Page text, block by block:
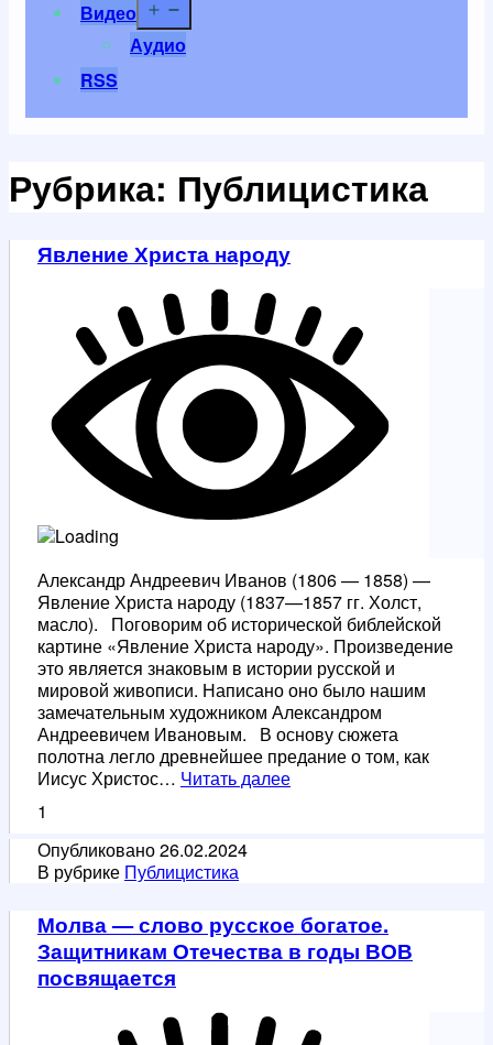
Видео
Аудио
RSS
Рубрика: Публицистика
Явление Христа народу
Александр Андреевич Иванов (1806 — 1858) —
Явление Христа народу (1837—1857 гг. Холст,
масло). Поговорим об исторической библейской
картине «Явление Христа народу». Произведение
это является знаковым в истории русской и
мировой живописи. Написано оно было нашим
замечательным художником Александром
Андреевичем Ивановым. В основу сюжета
полотна легло древнейшее предание о том, как
Иисус Христос… Читать далееЯвление
1
Опубликовано26.02.2024
В рубрике Публицистика
Молва — слово русское богатое.
Защитникам Отечества в годы ВОВ
посвящается